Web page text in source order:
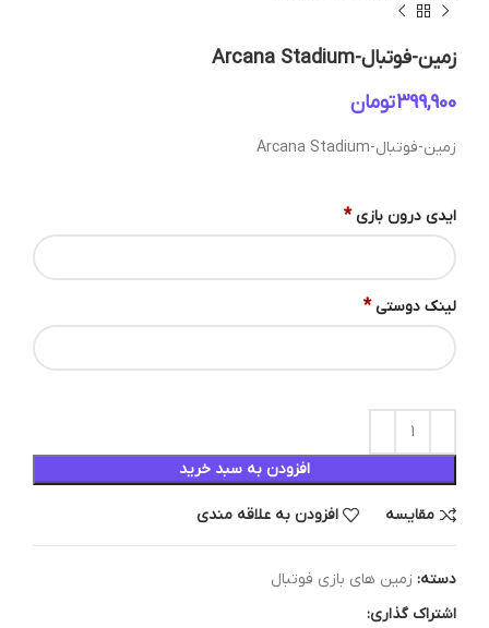
زمین-فوتبال-Arcana Stadium
تومان
زمین-فوتبال-Arcana Stadium
ایدی درون بازی *
لینک دوستی *
افزودن به سبد خرید
مقایسه افزودن به علاقه مندی
دسته: زمین های بازی فوتبال
اشتراک گذاری: